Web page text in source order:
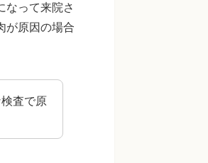
なって来院さ
が原因の場合
査で原